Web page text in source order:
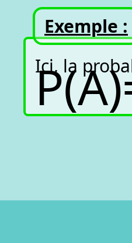
Exemple :
Ici, la
P(A)